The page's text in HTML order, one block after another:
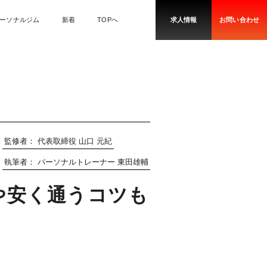
監修者：代表取締役 山口 元紀
執筆者：パーソナルトレーナー 東田雄輔
く通うコツも
ソナルジム 新着 TOPへ 求人情報 お問い合わせ